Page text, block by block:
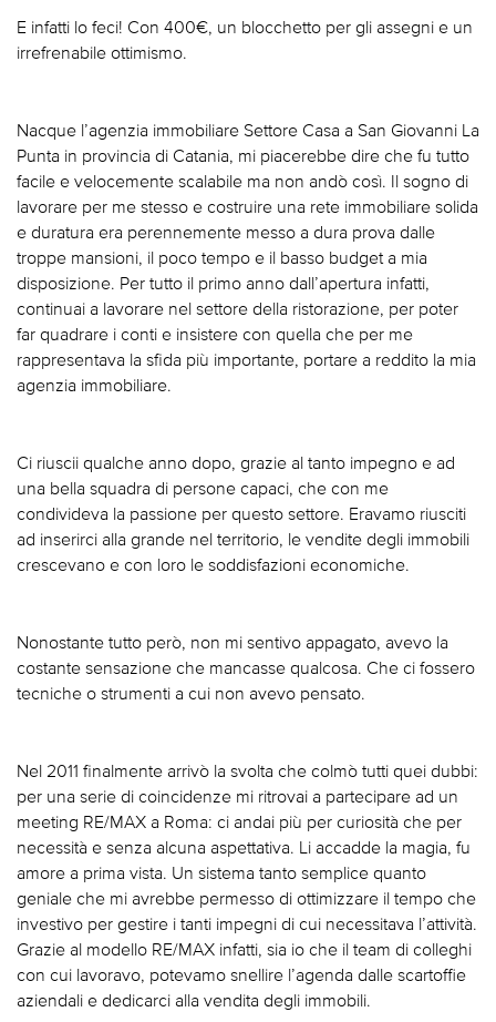
E infatti lo feci! Con 400€, un blocchetto per gli assegni e un
irrefrenabile ottimismo.
Nacque l’agenzia immobiliare Settore Casa a San Giovanni La
Punta in provincia di Catania, mi piacerebbe dire che fu tutto
facile e velocemente scalabile ma non andò così. Il sogno di
lavorare per me stesso e costruire una rete immobiliare solida
e duratura era perennemente messo a dura prova dalle
troppe mansioni, il poco tempo e il basso budget a mia
disposizione. Per tutto il primo anno dall’apertura infatti,
continuai a lavorare nel settore della ristorazione, per poter
far quadrare i conti e insistere con quella che per me
rappresentava la sfida più importante, portare a reddito la mia
agenzia immobiliare.
Ci riuscii qualche anno dopo, grazie al tanto impegno e ad
una bella squadra di persone capaci, che con me
condivideva la passione per questo settore. Eravamo riusciti
ad inserirci alla grande nel territorio, le vendite degli immobili
crescevano e con loro le soddisfazioni economiche.
Nonostante tutto però, non mi sentivo appagato, avevo la
costante sensazione che mancasse qualcosa. Che ci fossero
tecniche o strumenti a cui non avevo pensato.
Nel 2011 finalmente arrivò la svolta che colmò tutti quei dubbi:
per una serie di coincidenze mi ritrovai a partecipare ad un
meeting RE/MAX a Roma: ci andai più per curiosità che per
necessità e senza alcuna aspettativa. Li accadde la magia, fu
amore a prima vista. Un sistema tanto semplice quanto
geniale che mi avrebbe permesso di ottimizzare il tempo che
investivo per gestire i tanti impegni di cui necessitava l’attività.
Grazie al modello RE/MAX infatti, sia io che il team di colleghi
con cui lavoravo, potevamo snellire l’agenda dalle scartoffie
aziendali e dedicarci alla vendita degli immobili.